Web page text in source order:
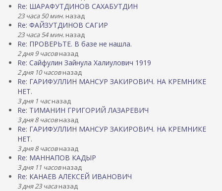
Re: ШАРАФУТДИНОВ САХАБУТДИН
23 часа 50 мин. назад
Re: ФАЙЗУТДИНОВ САГИР
23 часа 54 мин. назад
Re: ПРОВЕРЬТЕ. В базе не нашла.
2 дня 9 часовназад
Re: Сайфулин Зайнула Халиулович 1919
2 дня 10 часовназад
Re: ГАРИФУЛЛИН МАНСУР ЗАКИРОВИЧ. НА КРЕМНИКЕ
НЕТ.
3 дня 1 часназад
Re: ТИМАНИН ГРИГОРИЙ ЛАЗАРЕВИЧ
3 дня 8 часовназад
Re: ГАРИФУЛЛИН МАНСУР ЗАКИРОВИЧ. НА КРЕМНИКЕ
НЕТ.
3 дня 8 часовназад
Re: МАННАПОВ КАДЫР
3 дня 11 часовназад
Re: КАНАЕВ АЛЕКСЕЙ ИВАНОВИЧ
3 дня 23 часаназад